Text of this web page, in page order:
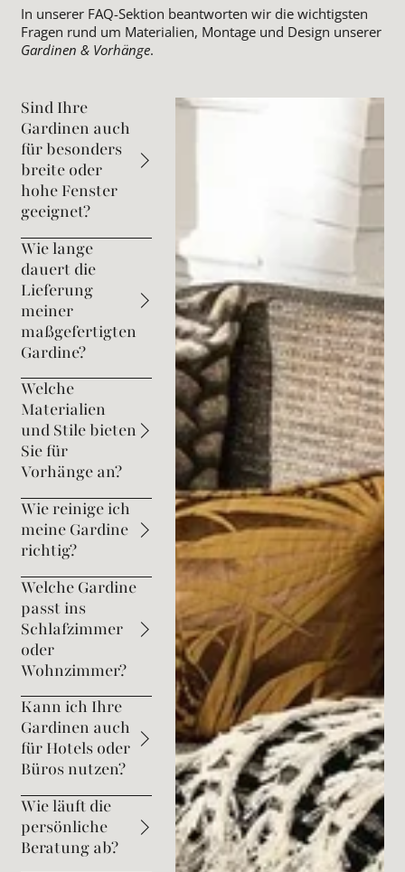
In unserer FAQ-Sektion beantworten wir die wichtigsten
Fragen rund um Materialien, Montage und Design unserer
Gardinen & Vorhänge.
Sind Ihre
Gardinen auch
für besonders
breite oder
hohe Fenster
geeignet?
Wie lange
dauert die
Lieferung
meiner
maßgefertigten
Gardine?
Welche
Materialien
und Stile bieten
Sie für
Vorhänge an?
Wie reinige ich
meine Gardine
richtig?
Welche Gardine
passt ins
Schlafzimmer
oder
Wohnzimmer?
Kann ich Ihre
Gardinen auch
für Hotels oder
Büros nutzen?
Wie läuft die
persönliche
Beratung ab?